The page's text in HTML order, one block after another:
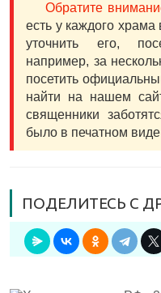
Обратите
есть у каждого
уточнить его,
например, за
посетить
найти на нашем
священники
было в печатном
ПОДЕЛИТЕСЬ С